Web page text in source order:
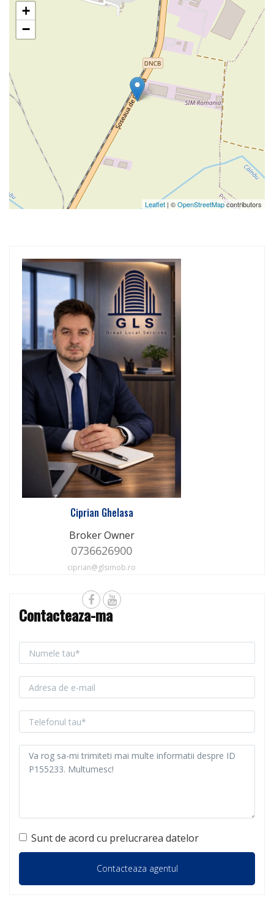
+
−
Leaflet | ©OpenStreetMapcontributors
Ciprian Ghelasa
Broker Owner
0736626900
ciprian@glsimob.ro
Contacteaza-ma
Sunt de acord cu prelucrarea datelor